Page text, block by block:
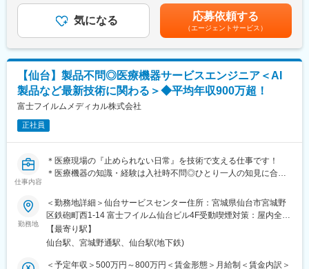
の開発に込められた創業者や社員の志が、アルケアの全ての原点
です。
変更の範囲：会社の定める業務
装置まで幅広い製品をご提案いただきます。売上に縛られるので
はなく、“医療現場にとって最適なケアは何か”を軸に提案できるの
が最大の魅力であり、医療現場経験のある方の視点は大きな強み
直帰も可能。
※医療機器の知識・営業経験は入社後に丁寧にお教えしますのでご
安心ください。
■研修体制：
入社時研修＋配属後のOJTで、未経験からでもしっかり成長でき
る環境です。
業界未経験者や元医療従事者の入社実績もあり、階層別研修やス
キルアップ研修も豊富。着実に営業として専門性を高められま
す。
■働きやすさ：
・残業月平均20h程度
・土日祝休み／年間休日124日(2025年度実績)
・緊急対応は基本なし
・住宅手当・扶養手当あり
＞※固定残業代は外勤手当として支給いたします。※ご経験・スキ
ルを考慮し、社内規定により決定いたします。■昇給：年1回（7
月）■賞与：年2回（3月・9月／※過去実績：4.4ヶ月）賃金はあく
までも目安の金額であり、選考を通じて上下する可能性がありま
す。月給(月額)は固定手当を含めた表記です。
気になる 応募依頼する
（エージェントサービス）
【仙台】製品不問◎医療機器サービスエンジニア＜AI
製品など最新技術に関わる＞◆平均年収900万超！
富士フイルムメディカル株式会社
正社員
仕事内容
＊医療現場の『止められない日常』を技術で支える仕事です！
＊医療機器の知識・経験は入社時不問◎ひとり一人の知見に合わ
＊医療画像診断分野で国内トップクラスのシェア◎
医療現場を支える「サービスエンジニア」に挑戦したい方募集！
これまでのご経験を、医療機器の設置・保守に活かせます。
PACS（医療用画像管理システム）やCT・MRIなど機器を扱い、
診断を支える重要な仕事です。最新のAI技術やシステムにも関わ
勤務地
＜勤務地詳細＞仙台サービスセンター住所：宮城県仙台市宮城野
区鉄砲町西1-14 富士フイルム仙台ビル4F受動喫煙対策：屋内全面
禁煙変更の範囲：会社の定める事業所（リモートワーク含む）
【最寄り駅】
仙台駅、宮城野通駅、仙台駅(地下鉄)
＜予定年収＞500万円～800万円＜賃金形態＞月給制＜賃金内訳＞